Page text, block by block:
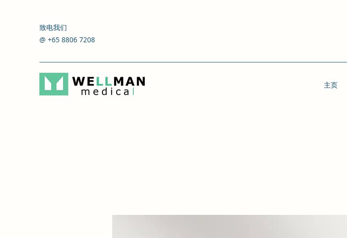
致电我们
@ +65 8806 7208
主页